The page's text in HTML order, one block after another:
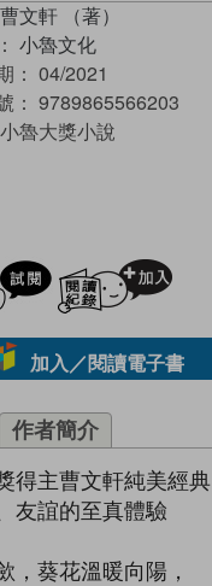
曹文軒 （著）
小魯文化
： 04/2021
： 9789865566203
小魯大獎小說
試閲
加入／閱讀電子書
作者簡介
得主曹文軒純美經典
友誼的至真體驗
，葵花溫暖向陽，